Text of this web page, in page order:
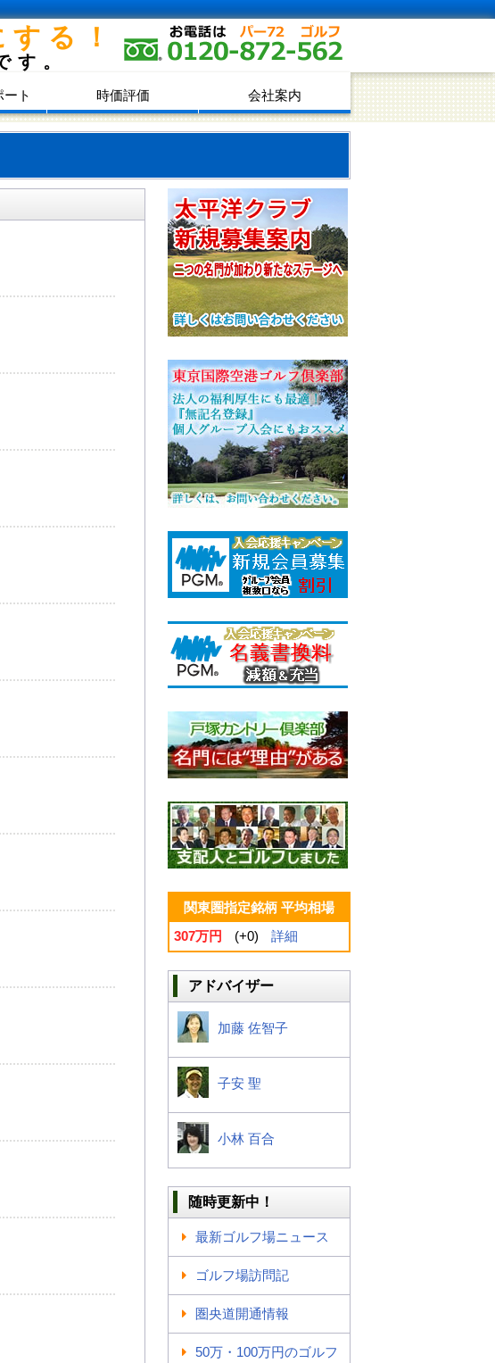
る！
す。
ト 時価評価 会社案内
関東圏指定銘柄 平均相場
307万円
(+0) 詳細
アドバイザー
加藤 佐智子
子安 聖
小林 百合
随時更新中！
最新ゴルフ場ニュース
ゴルフ場訪問記
圏央道開通情報
50万・100万円のゴルフ